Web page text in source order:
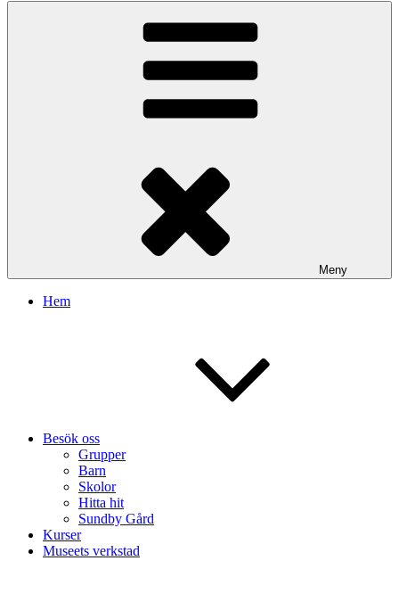
Meny
Hem
Besök oss
Grupper
Barn
Skolor
Hitta hit
Sundby Gård
Kurser
Museets verkstad